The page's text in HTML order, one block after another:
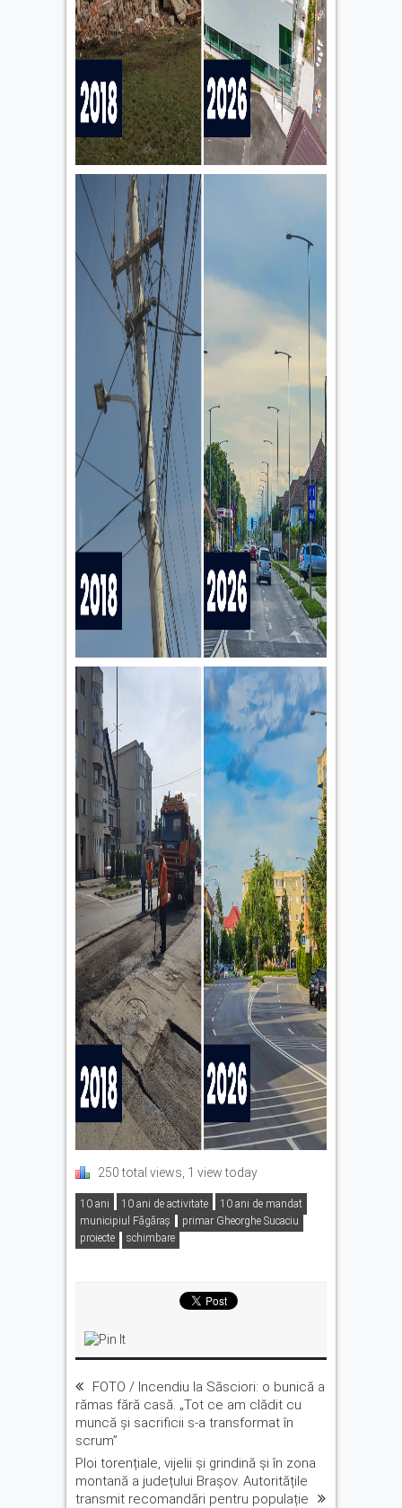
250 total views, 1 view today
10 ani 10 ani de activitate
10 ani de mandat
municipiul Făgăraș
primar Gheorghe Sucaciu
proiecte
schimbare
FOTO / Incendiu la Săsciori: o bunică a
rămas fără casă. „Tot ce am clădit cu
muncă și sacrificii s-a transformat în
scrum”
Ploi torențiale, vijelii și grindină și în zona
montană a județului Brașov. Autoritățile
transmit recomandări pentru populație